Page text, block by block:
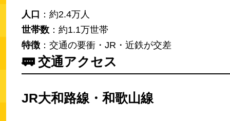
人口 ：約2.4万人
世帯数 ：約1.1万世帯
特徴 ：交通の要衝・JR・近鉄が交差
🚃 交通アクセス
JR大和路線・和歌山線